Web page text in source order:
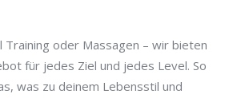
Training oder Massagen – wir bieten
für jedes Ziel und jedes Level. So
was zu deinem Lebensstil und